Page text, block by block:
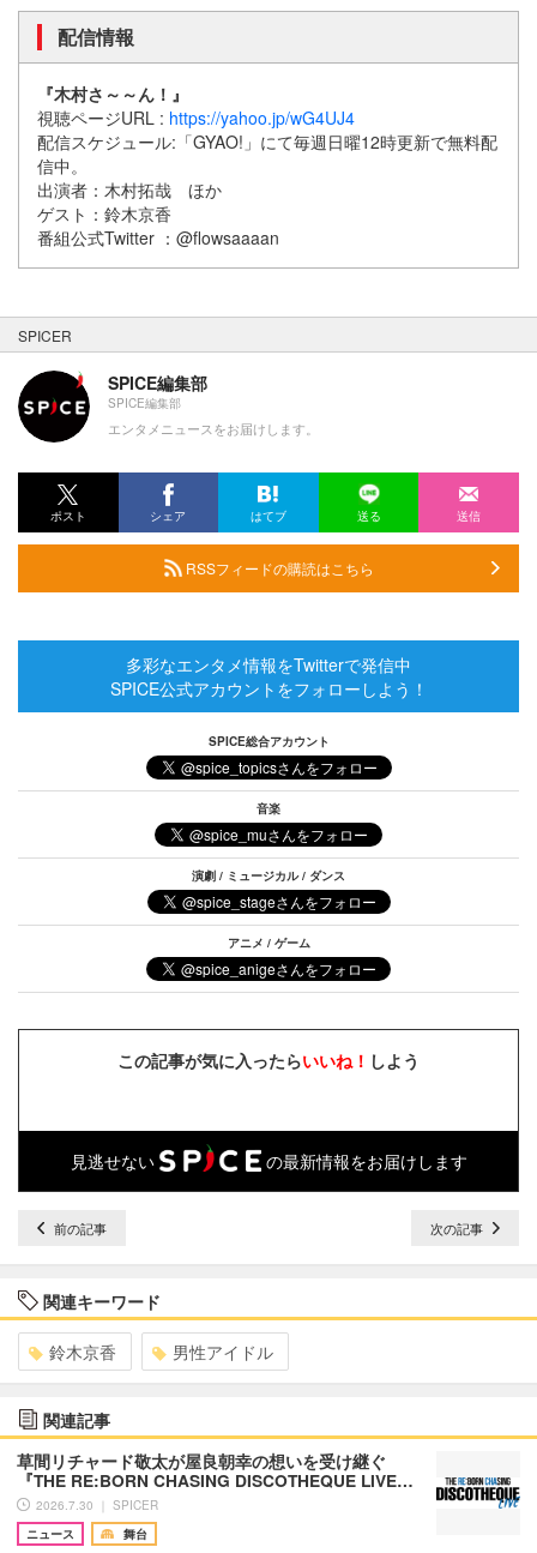
配信情報
『木村さ～～ん！』
視聴ページURL : https://yahoo.jp/wG4UJ4
配信スケジュール:「GYAO!」にて毎週日曜12時更新で無料配
信中。
出演者：木村拓哉 ほか
ゲスト：鈴木京香
番組公式Twitter ：@flowsaaaan
SPICER
SPICE編集部
SPICE編集部
エンタメニュースをお届けします。
ポスト シェア はてブ 送る 送信
RSSフィードの購読はこちら
多彩なエンタメ情報をTwitterで発信中
SPICE公式アカウントをフォローしよう！
SPICE総合アカウント
音楽
演劇 / ミュージカル / ダンス
アニメ / ゲーム
この記事が気に入ったらいいね！ しよう
見逃せない の最新情報をお届けします
前の記事 次の記事
関連キーワード
鈴木京香 男性アイドル
関連記事
草間リチャード敬太が屋良朝幸の想いを受け継ぐ
『THE RE:BORN CHASING DISCOTHEQUE LIVE…
2026.7.30 ｜ SPICER
ニュース
舞台